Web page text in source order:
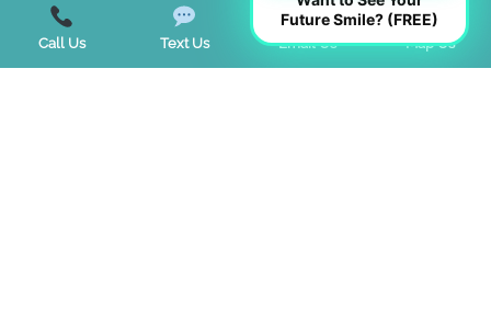
Remodelación facial Odontología
Call Us Text Us Email Us Map Us
Future Smile? (FREE)